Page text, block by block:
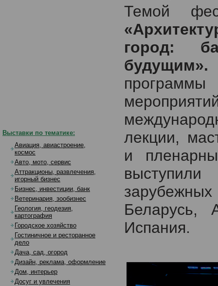
Темой
город:
будущим».
лекции,
и
Беларусь,
Испания.
Выставки по тематике:
Авиация, авиастроение,
космос
Авто, мото, сервис
Аттракционы, развлечения,
игорный бизнес
Бизнес, инвестиции, банк
Ветеринария, зообизнес
Геология, геодезия,
картография
Городское хозяйство
Гостиничное и ресторанное
дело
Дача, сад, огород
Дизайн, реклама, оформление
Дом, интерьер
Досуг и увлечения